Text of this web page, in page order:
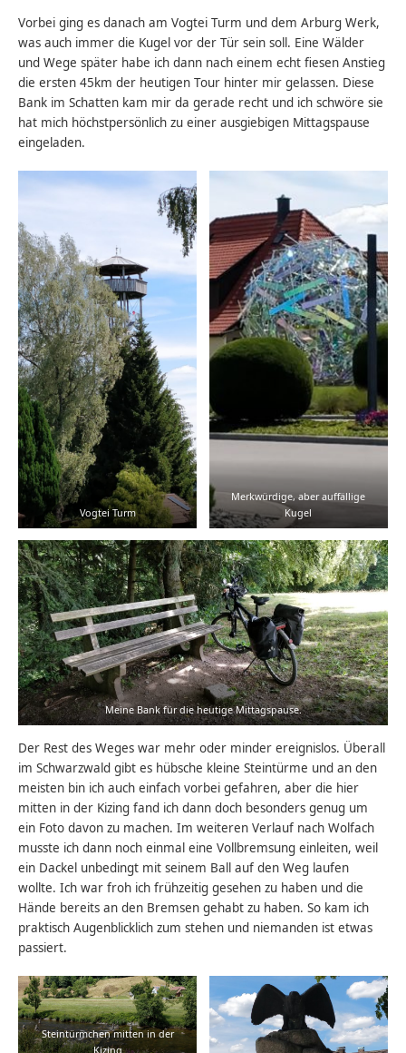
Vorbei ging es danach am Vogtei Turm und dem Arburg Werk,
was auch immer die Kugel vor der Tür sein soll. Eine Wälder
und Wege später habe ich dann nach einem echt fiesen Anstieg
die ersten 45km der heutigen Tour hinter mir gelassen. Diese
Bank im Schatten kam mir da gerade recht und ich schwöre sie
hat mich höchstpersönlich zu einer ausgiebigen Mittagspause
eingeladen.
Vogtei Turm
Merkwürdige, aber auffällige
Kugel
Meine Bank für die heutige Mittagspause.
Der Rest des Weges war mehr oder minder ereignislos. Überall
im Schwarzwald gibt es hübsche kleine Steintürme und an den
meisten bin ich auch einfach vorbei gefahren, aber die hier
mitten in der Kizing fand ich dann doch besonders genug um
ein Foto davon zu machen. Im weiteren Verlauf nach Wolfach
musste ich dann noch einmal eine Vollbremsung einleiten, weil
ein Dackel unbedingt mit seinem Ball auf den Weg laufen
wollte. Ich war froh ich frühzeitig gesehen zu haben und die
Hände bereits an den Bremsen gehabt zu haben. So kam ich
praktisch Augenblicklich zum stehen und niemanden ist etwas
passiert.
Steintürmchen mitten in der
Kizing